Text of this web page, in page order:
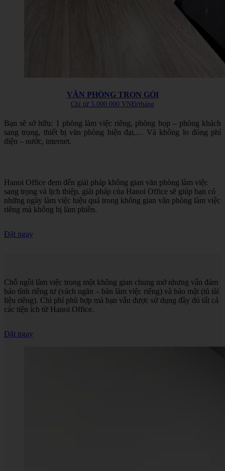
VĂN PHÒNG TRỌN GÓI
Chỉ từ 5.000.000 VNĐ/tháng
Bạn sẽ sở hữu: 1 phòng làm việc riêng, phòng họp – phòng khách
sang trọng, thiết bị văn phòng hiện đại,… Và không lo đóng phí
điện – nước, internet.
Hanoi Office đem đến giải pháp không gian văn phòng làm việc
sang trọng và lịch thiệp, giải pháp của Hanoi Office sẽ giúp bạn có
những ngày làm việc hiệu quả trong không gian văn phòng làm việc
riêng mà không bị làm phiền.
Đặt ngay
Chỗ ngồi làm việc trong một không gian chung mở nhưng vẫn đảm
bảo tính riêng tư (vách ngăn – bàn làm việc riêng) và bảo mật (tủ tài
liệu riêng). Chi phí phù hợp mà bạn vẫn được sử dụng đầy đủ tất cả
các tiện ích từ Hanoi Office.
Đặt ngay